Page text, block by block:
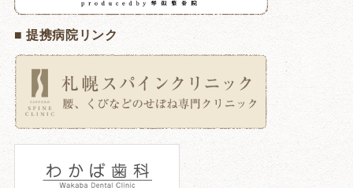
■ 提携病院リンク